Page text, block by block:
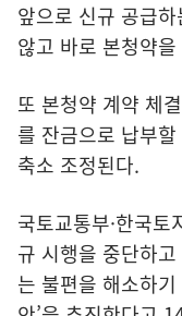
앞으로 신규 공급
않고 바로 본청약
또 본청약 계약 체
를 잔금으로 납부
축소 조정된다.
국토교통부·한국
규 시행을 중단하
는 불편을 해소하